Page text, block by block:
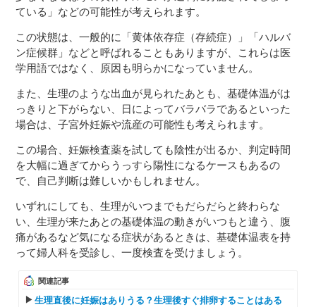
ている」などの可能性が考えられます。
この状態は、一般的に「黄体依存症（存続症）」「ハルバ
ン症候群」などと呼ばれることもありますが、これらは医
学用語ではなく、原因も明らかになっていません。
また、生理のような出血が見られたあとも、基礎体温がは
っきりと下がらない、日によってバラバラであるといった
場合は、子宮外妊娠や流産の可能性も考えられます。
この場合、妊娠検査薬を試しても陰性が出るか、判定時間
を大幅に過ぎてからうっすら陽性になるケースもあるの
で、自己判断は難しいかもしれません。
いずれにしても、生理がいつまでもだらだらと終わらな
い、生理が来たあとの基礎体温の動きがいつもと違う、腹
痛があるなど気になる症状があるときは、基礎体温表を持
って婦人科を受診し、一度検査を受けましょう。
関連記事
生理直後に妊娠はありうる？生理後すぐ排卵することはある